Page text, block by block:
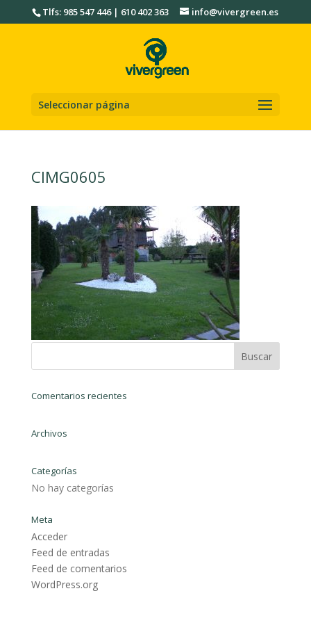
Tlfs: 985 547 446 | 610 402 363 info@vivergreen.es
Seleccionar página
CIMG0605
Comentarios recientes
Archivos
Categorías
No hay categorías
Meta
Acceder
Feed de entradas
Feed de comentarios
WordPress.org